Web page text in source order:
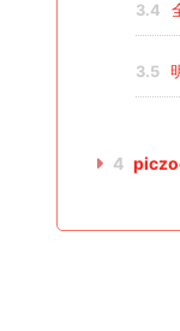
3.4
3.5
4